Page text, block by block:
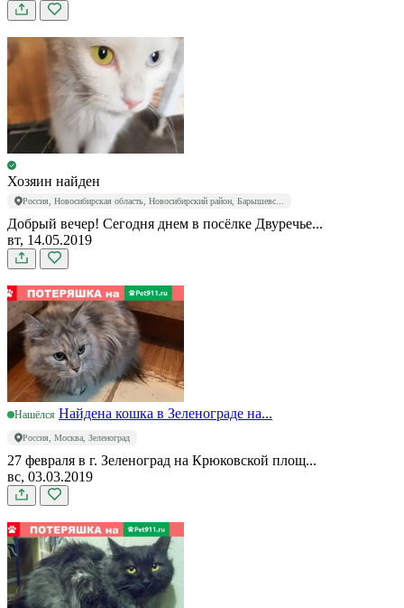
Хозяин найден
Россия, Новосибирская область, Новосибирский район, Барышевс...
Добрый вечер! Сегодня днем в посёлке Двуречье...
вт, 14.05.2019
Нашёлся Найдена кошка в Зеленограде на...
Россия, Москва, Зеленоград
27 февраля в г. Зеленоград на Крюковской площ...
вс, 03.03.2019